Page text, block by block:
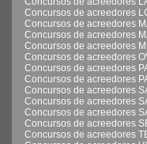
Concursos de acreedores
Concursos de acreedores
Concursos de acreedores
Concursos de acreedores
Concursos de acreedores
Concursos de acreedores
Concursos de acreedores
Concursos de acreedores
Concursos de acreedores
Concursos de acreedores
Concursos de acreedores
Concursos de acreedores